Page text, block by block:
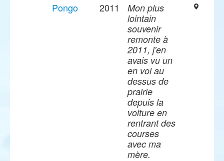
Pongo
2011
Mon plus
lointain
souvenir
remonte à
2011, j'en
avais vu un
en vol au
dessus de
prairie
depuis la
voiture en
rentrant des
courses
avec ma
mère.